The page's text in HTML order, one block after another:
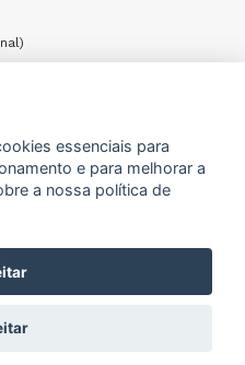
Hoteleiros
© 2026
essenciais para
e para melhorar a
a nossa política de